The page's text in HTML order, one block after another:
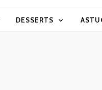
DESSERTS